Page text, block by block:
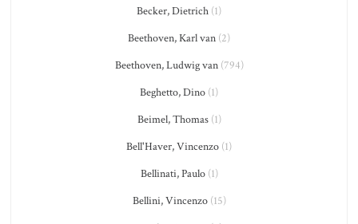
Becker, Dietrich (1)
Beethoven, Karl van (2)
Beethoven, Ludwig van(794)
Beghetto, Dino (1)
Beimel, Thomas(1)
Bell'Haver, Vincenzo (1)
Bellinati, Paulo(1)
Bellini, Vincenzo(15)